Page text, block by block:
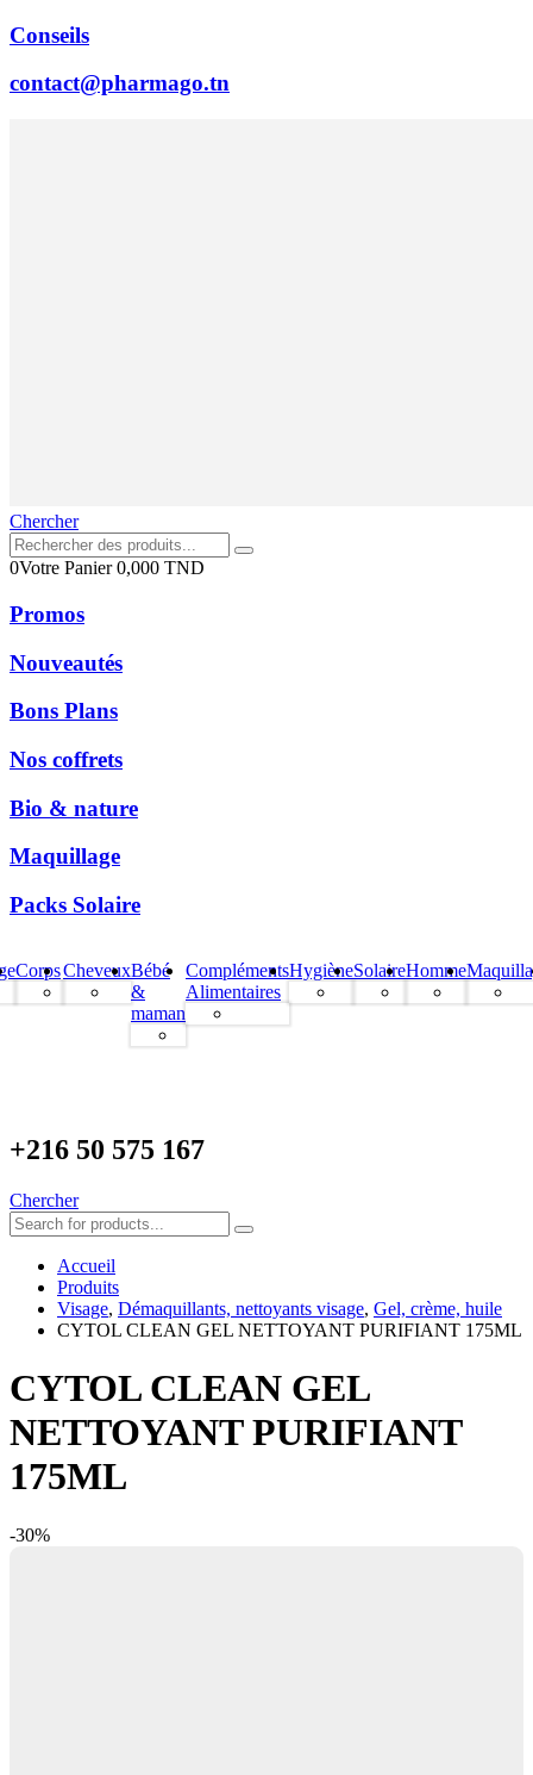
Conseils
contact@pharmago.tn
Chercher
0Votre Panier0,000 TND
Promos
Nouveautés
Bons Plans
Nos coffrets
Bio & nature
Maquillage
Packs Solaire
CorpsCheveuxBébé
&
maman
Compléments
Alimentaires
HygièneSolaireHomme
+216 50 575 167
Chercher
Accueil
Produits
Visage, Démaquillants, nettoyants visage, Gel, crème, huile
CYTOL CLEAN GEL NETTOYANT PURIFIANT 175ML
CYTOL CLEAN GEL
NETTOYANT PURIFIANT
175ML
-30%